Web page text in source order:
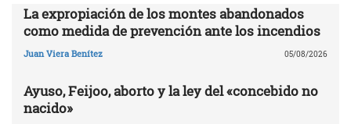
La expropiación de los montes abandonados
como medida de prevención ante los incendios
Juan Viera Benítez 05/08/2026
Ayuso, Feijoo, aborto y la ley del «concebido no
nacido»